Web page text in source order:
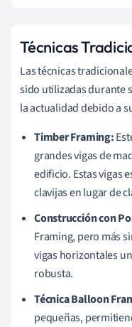
Técnicas
Las técnicas
sido utilizadas durante
la actualidad debido a
Timber Framing:
grandes vigas de
edificio. Estas vigas
clavijas en lugar de
Construcción con
Framing, pero más
vigas horizontales
robusta.
Técnica Balloon
pequeñas,